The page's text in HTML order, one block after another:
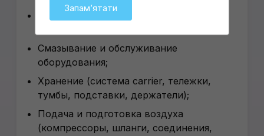
Смазывание и обслуживание
оборудования;
Хранение (система carrier, тележки,
тумбы, подставки, держатели);
Подача и подготовка воздуха
(компрессоры, шланги, соединения,
Запамʼятати